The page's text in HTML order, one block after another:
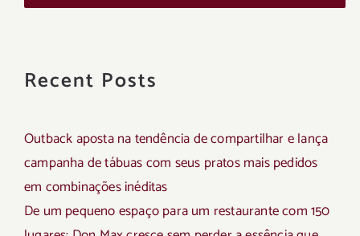
Recent Posts
Outback aposta na tendência de compartilhar e lança
campanha de tábuas com seus pratos mais pedidos
em combinações inéditas
De um pequeno espaço para um restaurante com 150